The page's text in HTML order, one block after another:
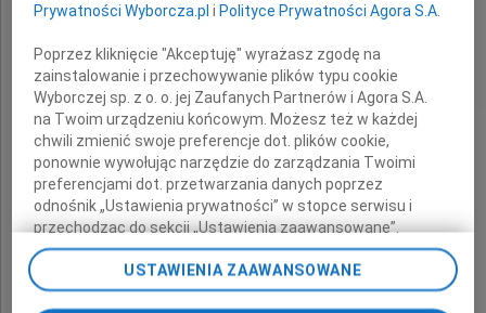
z Gimnazjum nr 6 w Warszawie
Prywatności Wyborcza.pl i Polityce Prywatności Agora S.A.
Poprzez kliknięcie "Akceptuję" wyrażasz zgodę na
zainstalowanie i przechowywanie plików typu cookie
Wyborczej sp. z o. o. jej Zaufanych Partnerów i Agora S.A.
na Twoim urządzeniu końcowym. Możesz też w każdej
chwili zmienić swoje preferencje dot. plików cookie,
ponownie wywołując narzędzie do zarządzania Twoimi
preferencjami dot. przetwarzania danych poprzez
odnośnik „Ustawienia prywatności” w stopce serwisu i
przechodząc do sekcji „Ustawienia zaawansowane”.
Zmiana ustawień plików cookie możliwa jest także za
pomocą ustawień przeglądarki.
USTAWIENIA ZAAWANSOWANE